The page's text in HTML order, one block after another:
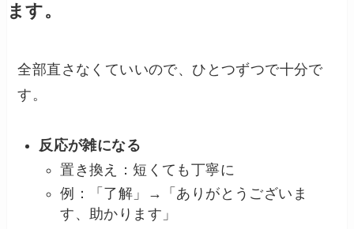
ます。
全部直さなくていいので、ひとつずつで十分で
す。
反応が雑になる
置き換え：短くても丁寧に
例：「了解」→「ありがとうございま
す、助かります」